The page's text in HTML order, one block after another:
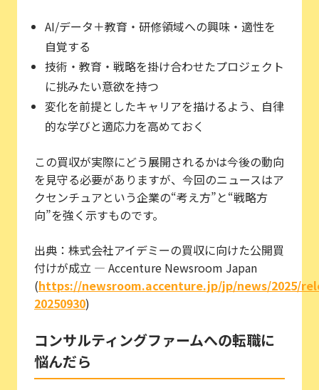
AI/データ＋教育・研修領域への興味・適性を
自覚する
技術・教育・戦略を掛け合わせたプロジェクト
に挑みたい意欲を持つ
変化を前提としたキャリアを描けるよう、自律
的な学びと適応力を高めておく
この買収が実際にどう展開されるかは今後の動向
を見守る必要がありますが、今回のニュースはア
クセンチュアという企業の“考え方”と“戦略方
向”を強く示すものです。
出典：株式会社アイデミーの買収に向けた公開買
付けが成立 — Accenture Newsroom Japan
(https://newsroom.accenture.jp/jp/news/2025/
20250930)
コンサルティングファームへの転職に
悩んだら